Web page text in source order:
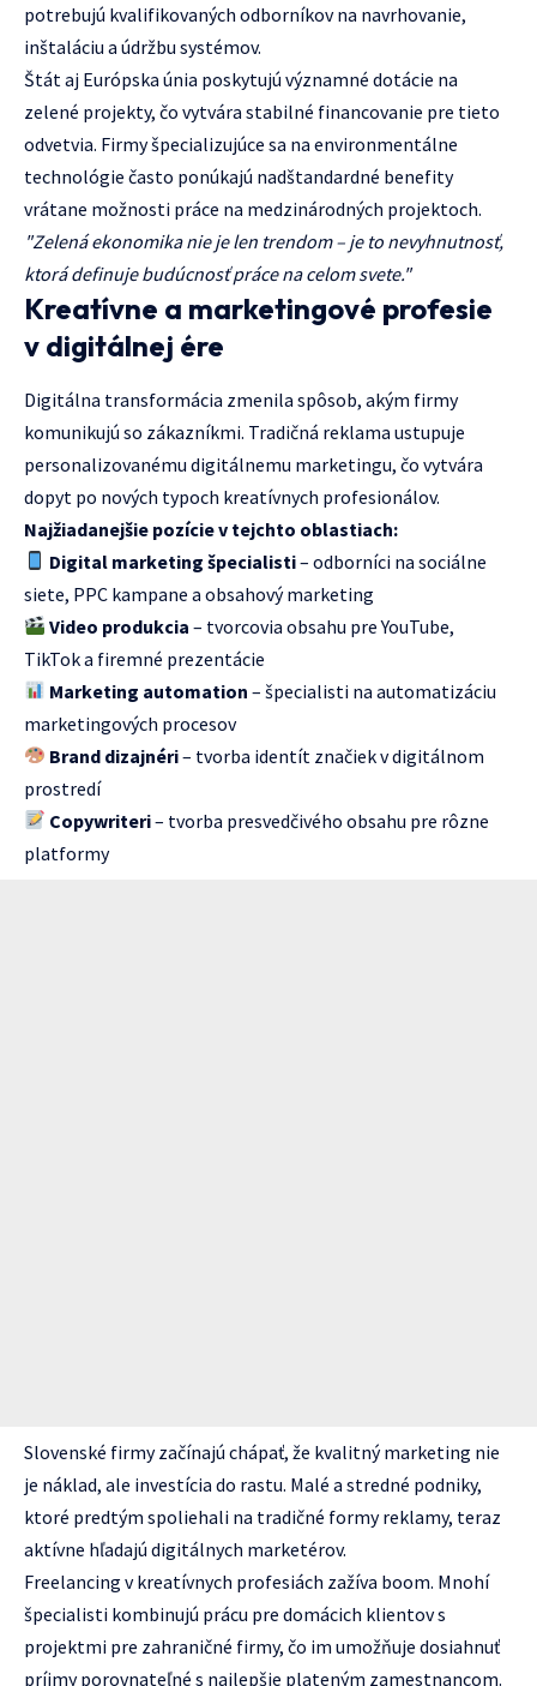
potrebujú kvalifikovaných odborníkov na navrhovanie,
inštaláciu a údržbu systémov.
Štát aj Európska únia poskytujú významné dotácie na
zelené projekty, čo vytvára stabilné financovanie pre tieto
odvetvia. Firmy špecializujúce sa na environmentálne
technológie často ponúkajú nadštandardné benefity
vrátane možnosti práce na medzinárodných projektoch.
"Zelená ekonomika nie je len trendom – je to nevyhnutnosť,
ktorá definuje budúcnosť práce na celom svete."
Kreatívne a marketingové profesie
v digitálnej ére
Digitálna transformácia zmenila spôsob, akým firmy
komunikujú so zákazníkmi. Tradičná reklama ustupuje
personalizovanému digitálnemu marketingu, čo vytvára
dopyt po nových typoch kreatívnych profesionálov.
Najžiadanejšie pozície v tejchto oblastiach:
Digital marketing špecialisti– odborníci na sociálne
siete, PPC kampane a obsahový marketing
Video produkcia – tvorcovia obsahu pre YouTube,
TikTok a firemné prezentácie
Marketing automation – špecialisti na automatizáciu
marketingových procesov
Brand dizajnéri– tvorba identít značiek v digitálnom
prostredí
Copywriteri– tvorba presvedčivého obsahu pre rôzne
platformy
Slovenské firmy začínajú chápať, že kvalitný marketing nie
je náklad, ale investícia do rastu. Malé a stredné podniky,
ktoré predtým spoliehali na tradičné formy reklamy, teraz
aktívne hľadajú digitálnych marketérov.
Freelancing v kreatívnych profesiách zažíva boom. Mnohí
špecialisti kombinujú prácu pre domácich klientov s
projektmi pre zahraničné firmy, čo im umožňuje dosiahnuť
príjmy porovnateľné s najlepšie plateným zamestnancom.